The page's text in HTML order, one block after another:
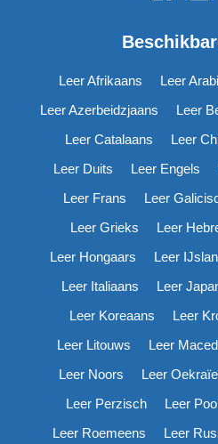
Leer Afrikaans Leer
Leer Azerbeidzjaans
Leer
Leer Catalaans
Leer
Leer Duits
Leer Engels
Leer Frans
Leer
Leer Grieks
Leer
Leer Hongaars
Leer
Leer Italiaans
Leer
Leer Koreaans
Leer
Leer Litouws
Leer
Leer Noors
Leer
Leer Perzisch
Leer
Leer Roemeens
Leer